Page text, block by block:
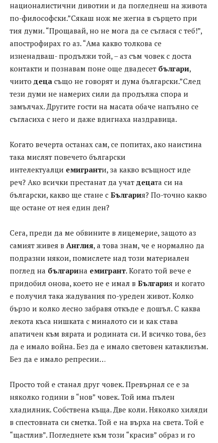
националистични дивотии и да погледнеш на живота
по-философски.”Сякаш нож ме жегна в сърцето при
тия думи. “Прощавай, но не мога да се съглася с теб!”,
апострофирах го аз. “Ама какво толкова се
изненадваш- продължи той, – аз съм човек с доста
контакти и познавам поне още двадесет българи,
чиито деца също не говорят и дума български.”След
тези думи не намерих сили да продължа спора и
замълчах. Другите гости на масата обаче напълно се
съгласиха с него и даже вдигнаха наздравица.
Когато вечерта останах сам, се попитах, ако наистина
така мислят повечето български
интелектуалци емигранти, за какво всъщност иде
реч? Ако всички престанат да учат децата си на
български, какво ще стане с България? По-точно какво
ще остане от нея един ден?
Сега, преди да ме обвините в лицемерие, защото аз
самият живея в Англия, а това знам, че е нормално да
подразни някои, помислете над този материален
поглед на българина емигрант. Когато той вече е
придобил онова, което не е имал в България и когато
е получил така жадувания по-уреден живот. Колко
бързо и колко лесно забравя откъде е дошъл. С каква
лекота къса нишката с миналото си и как става
апатичен към вярата и родината си. И всичко това, без
да е имало война. Без да е имало световен катаклизъм.
Без да е имало репресии…
Просто той е станал друг човек. Превърнал се е за
няколко години в “нов” човек. Той има пълен
хладилник. Собствена къща. Две коли. Няколко хиляди
в спестовната си сметка. Той е на върха на света. Той е
“щастлив”. Погледнете към този “красив” образ и го